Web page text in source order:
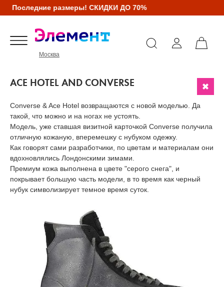
Последние размеры! СКИДКИ ДО 70%
Москва
ACE HOTEL AND CONVERSE
Converse & Ace Hotel возвращаются с новой моделью. Да
такой, что можно и на ногах не устоять.
Модель, уже ставшая визитной карточкой Converse получила
отличную кожаную, вперемешку с нубуком одежку.
Как говорят сами разработчики, по цветам и материалам они
вдохновлялись Лондонскими зимами.
Премиум кожа выполнена в цвете "серого снега", и
покрывает большую часть модели, в то время как черный
нубук символизирует темное время суток.